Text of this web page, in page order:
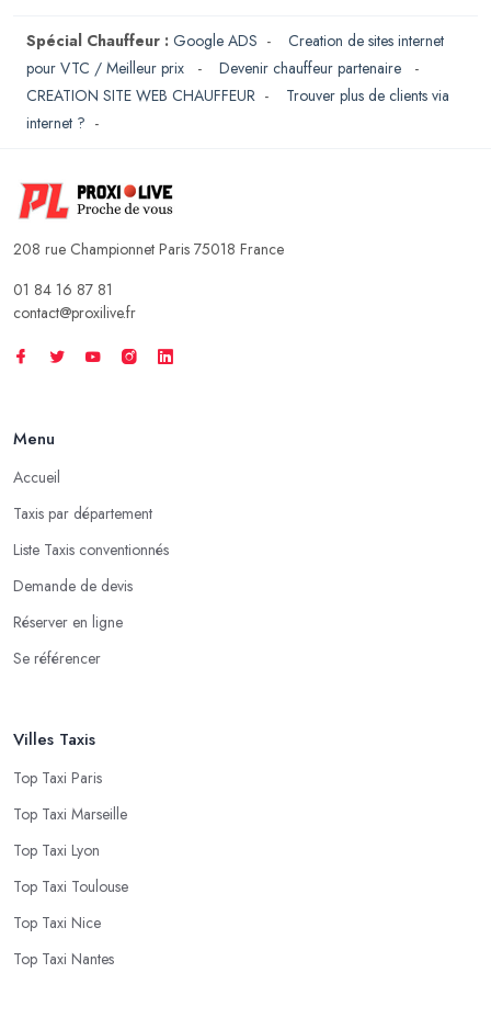
Spécial Chauffeur : Google ADS - Creation de sites internet
pour VTC / Meilleur prix
- Devenir chauffeur partenaire
-
CREATION SITE WEB CHAUFFEUR - Trouver plus de clients via
internet ? -
208 rue Championnet Paris 75018 France
01 84 16 87 81
contact@proxilive.fr
Menu
Accueil
Taxis par département
Liste Taxis conventionnés
Demande de devis
Réserver en ligne
Se référencer
Villes Taxis
Top Taxi Paris
Top Taxi Marseille
Top Taxi Lyon
Top Taxi Toulouse
Top Taxi Nice
Top Taxi Nantes